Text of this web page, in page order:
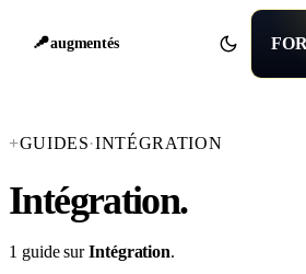
augmentés
+GUIDES·INTÉGRATION
Intégration.
1 guide surIntégration.